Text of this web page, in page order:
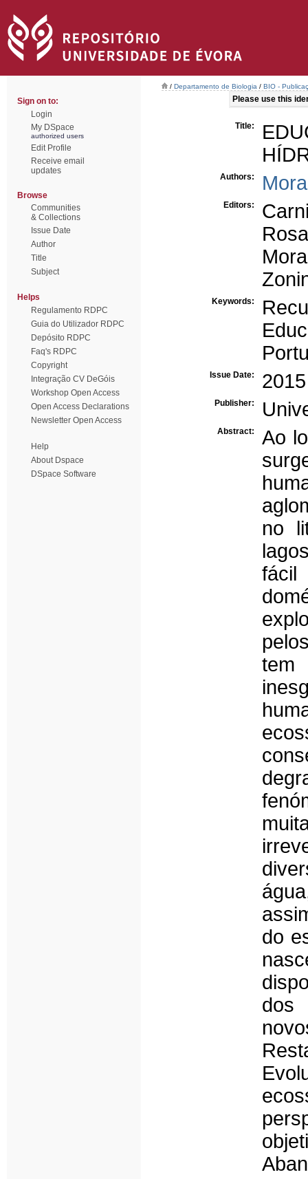
Sign on to:
Login
My DSpace
authorized users
Edit Profile
Receive email
updates
Browse
Communities
& Collections
Issue Date
Author
Title
Subject
Helps
Regulamento RDPC
Guia do Utilizador RDPC
Depósito RDPC
Faq's RDPC
Copyright
Integração CV DeGóis
Workshop Open Access
Open Access Declarations
Newsletter Open Access
Help
About Dspace
DSpace Software
/ Departamento de Biologia / BIO -
Please use this
Title:
Authors:
Editors:
Keywords:
Issue Date: 2015
Publisher:
Abstract:
Ao
no
fácil
tem
do
dos